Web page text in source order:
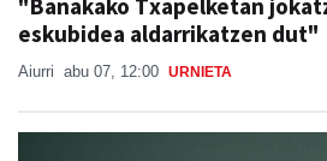
"Banakako Txapelketan
eskubidea aldarrikatzen dut"
Aiurri abu 07, 12:00 URNIETA